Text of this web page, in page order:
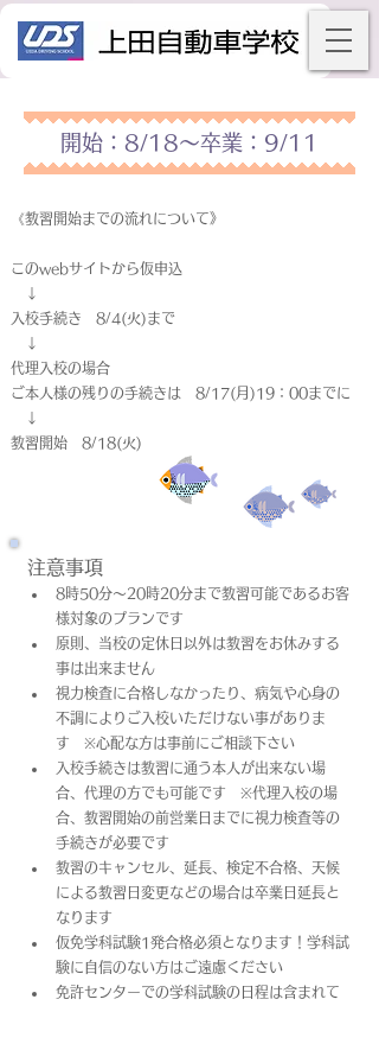
開始：8/18～卒業：9/11
《教習開始までの流れについて》
このwebサイトから仮申込
↓
入校手続き 8/4(火)まで
↓
代理入校の場合
ご本人様の残りの手続きは 8/17(月)19：00までに
↓
教習開始 8/18(火)
注意事項
8時50分～20時20分まで教習可能であるお客
様対象のプランです
原則、当校の定休日以外は教習をお休みする
事は出来ません
視力検査に合格しなかったり、病気や心身の
不調によりご入校いただけない事がありま
す　※心配な方は事前にご相談下さい
入校手続きは教習に通う本人が出来ない場
合、代理の方でも可能です　※代理入校の場
合、教習開始の前営業日までに視力検査等の
手続きが必要です
教習のキャンセル、延長、検定不合格、天候
による教習日変更などの場合は卒業日​延長と
なります
仮免学科試験1発合格必須となります！学科試
験に自信のない方はご遠慮ください
免許センターでの学科試験の日程は含まれて